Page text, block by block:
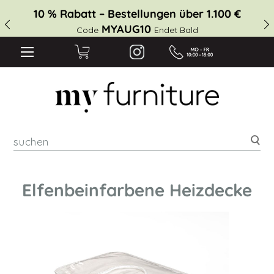
10 % Rabatt – Bestellungen über 1.100 €
CodeMYAUG10 Endet Bald
Elfenbeinfarbene Heizdecke